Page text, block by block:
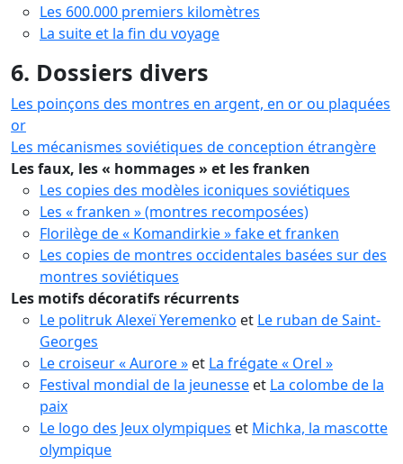
Les 600.000 premiers kilomètres
La suite et la fin du voyage
6. Dossiers divers
Les poinçons des montres en argent, en or ou plaquées
or
Les mécanismes soviétiques de conception étrangère
Les faux, les « hommages » et les franken
Les copies des modèles iconiques soviétiques
Les « franken » (montres recomposées)
Florilège de « Komandirkie » fake et franken
Les copies de montres occidentales basées sur des
montres soviétiques
Les motifs décoratifs récurrents
Le politruk Alexeï Yeremenko et Le ruban de Saint-
Georges
Le croiseur « Aurore » et La frégate « Orel »
Festival mondial de la jeunesse et La colombe de la
paix
Le logo des Jeux olympiques et Michka, la mascotte
olympique